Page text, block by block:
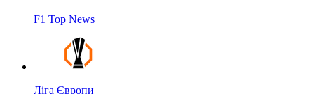
F1 Top News
Ліга Європи